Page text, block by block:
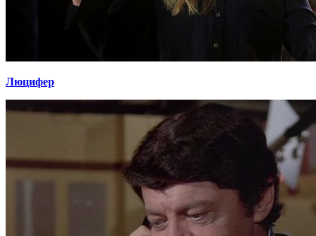
Люцифер